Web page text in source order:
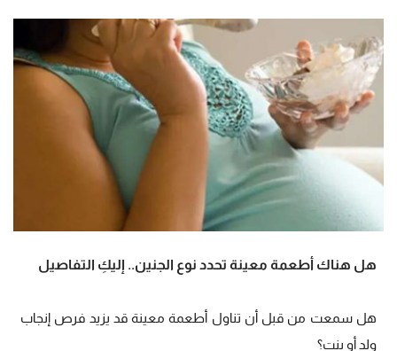
هل هناك أطعمة معينة تحدد نوع الجنين.. إليكِ التفاصيل
هل سمعت من قبل أن تناول أطعمة معينة قد يزيد فرص إنجاب
ولد أو بنت؟